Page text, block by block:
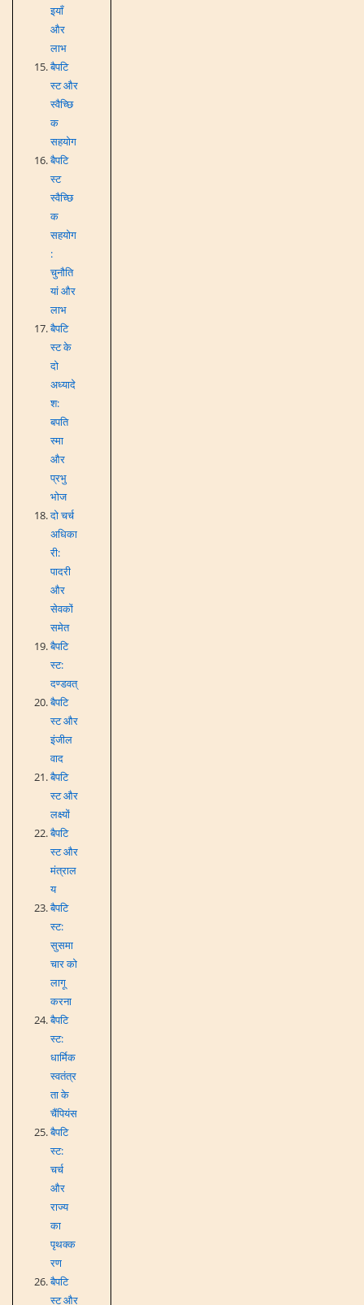
इयाँ
और
लाभ
बैपटि
स्ट और
स्वैच्छि
क
सहयोग
बैपटि
स्ट
स्वैच्छि
क
सहयोग
:
चुनौति
यां और
लाभ
बैपटि
स्ट के
दो
अध्यादे
श:
बपति
स्मा
और
प्रभु
भोज
दो चर्च
अधिका
री:
पादरी
और
सेवकों
समेत
बैपटि
स्ट:
दण्डवत्
बैपटि
स्ट और
इंजील
वाद
बैपटि
स्ट और
लक्ष्यों
बैपटि
स्ट और
मंत्राल
य
बैपटि
स्ट:
सुसमा
चार को
लागू
करना
बैपटि
स्ट:
धार्मिक
स्वतंत्र
ता के
चैंपियंस
बैपटि
स्ट:
चर्च
और
राज्य
का
पृथक्क
रण
बैपटि
स्ट और